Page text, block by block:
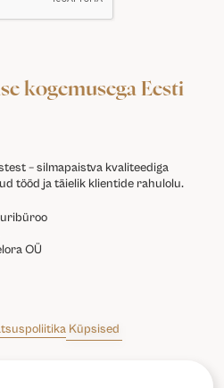
kogemusega Eesti
– silmapaistva kvaliteediga
tööd ja täielik klientide rahulolu.
OÜ
Küpsised